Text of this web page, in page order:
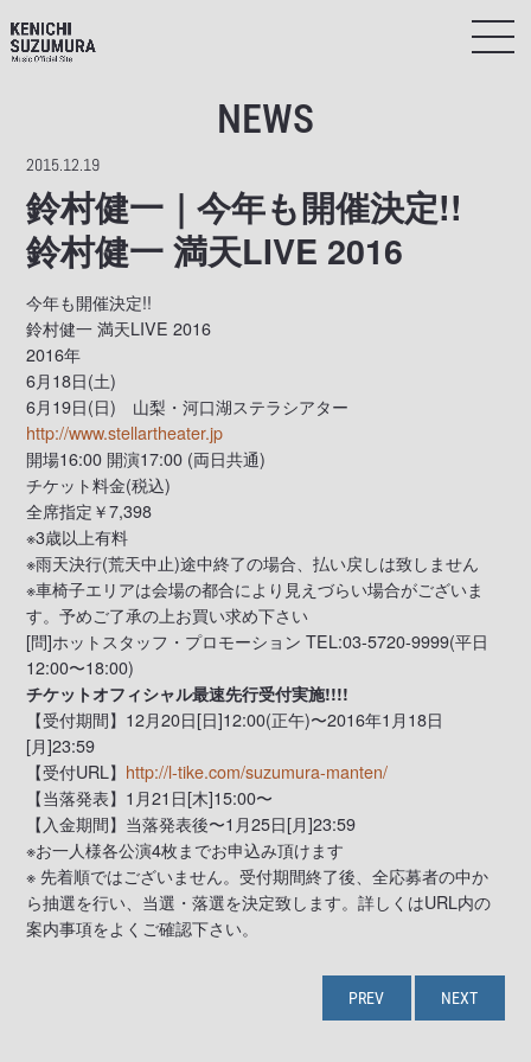
NEWS
2015.12.19
鈴村健一｜今年も開催決定!!
鈴村健一 満天LIVE 2016
今年も開催決定!!
鈴村健一 満天LIVE 2016
2016年
6月18日(土)
6月19日(日) 山梨・河口湖ステラシアター
http://www.stellartheater.jp
開場16:00 開演17:00 (両日共通)
チケット料金(税込)
全席指定￥7,398
※3歳以上有料
※雨天決行(荒天中止)途中終了の場合、払い戻しは致しません
※車椅子エリアは会場の都合により見えづらい場合がございま
す。予めご了承の上お買い求め下さい
[問]ホットスタッフ・プロモーション TEL:03-5720-9999(平日
12:00〜18:00)
チケットオフィシャル最速先行受付実施!!!!
【受付期間】12月20日[日]12:00(正午)〜2016年1月18日
[月]23:59
【受付URL】 http://l-tike.com/suzumura-manten/
【当落発表】1月21日[木]15:00〜
【入金期間】当落発表後〜1月25日[月]23:59
※お一人様各公演4枚までお申込み頂けます
※ 先着順ではございません。受付期間終了後、全応募者の中か
ら抽選を行い、当選・落選を決定致します。詳しくはURL内の
案内事項をよくご確認下さい。
PREV NEXT